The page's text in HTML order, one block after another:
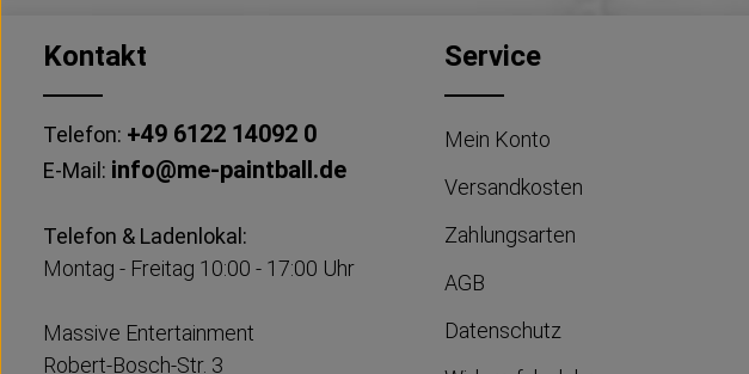
Kontakt
Telefon: +49 6122 14092 0
E-Mail: info@me-paintball.de
Telefon & Ladenlokal:
Montag - Freitag 10:00 - 17:00 Uhr
Massive Entertainment
Robert-Bosch-Str. 3
Service
Mein Konto
Versandkosten
Zahlungsarten
AGB
Datenschutz